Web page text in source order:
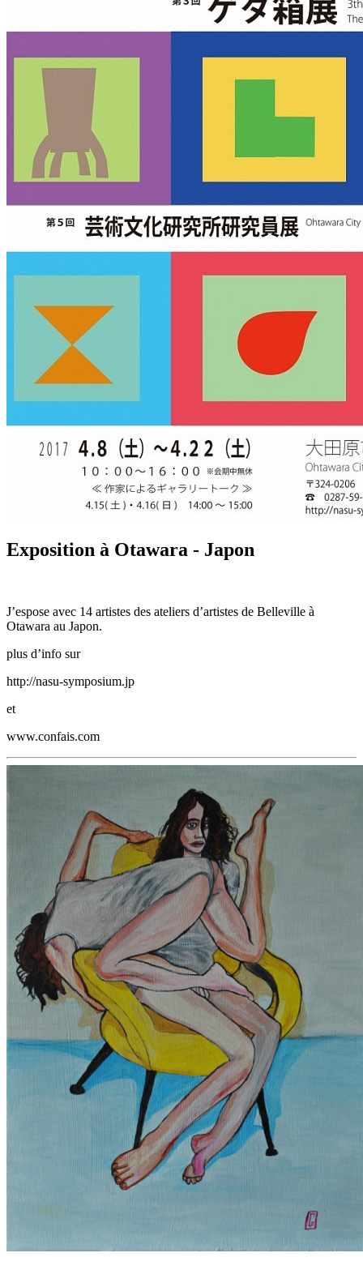
Exposition à Otawara - Japon
J’espose avec 14 artistes des ateliers d’artistes de Belleville à
Otawara au Japon.
plus d’info sur
http://nasu-symposium.jp
et
www.confais.com